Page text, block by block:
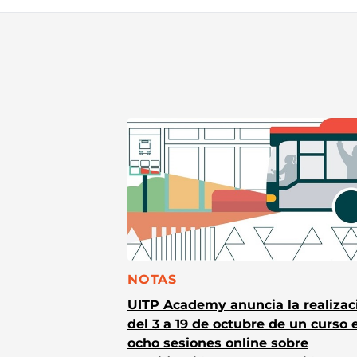
CATEGORÍA:
NOTAS
UITP Academy anuncia la
del 3 a 19 de octubre de un curso
ocho sesiones online sobre